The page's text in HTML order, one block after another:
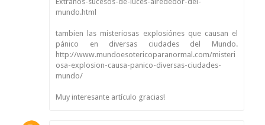
mundo.html
tambien las misteriosas explosiónes que causan el
pánico en diversas ciudades del Mundo.
http://www.mundoesotericoparanormal.com/misteri
osa-explosion-causa-panico-diversas-ciudades-
mundo/
Muy interesante artículo gracias!